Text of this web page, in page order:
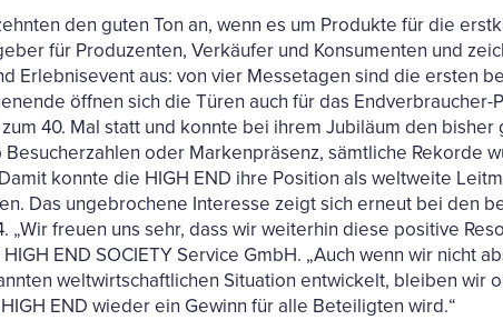
den guten Ton an, wenn es um Produkte für die
für Produzenten, Verkäufer und Konsumenten und
Erlebnisevent aus: von vier Messetagen sind die ersten
öffnen sich die Türen auch für das Endverbraucher-
40. Mal statt und konnte bei ihrem Jubiläum den
oder Markenpräsenz, sämtliche Rekorde
konnte die HIGH END ihre Position als weltweite
Das ungebrochene Interesse zeigt sich erneut bei den
freuen uns sehr, dass wir weiterhin diese positive
END SOCIETY Service GmbH. „Auch wenn wir nicht
weltwirtschaftlichen Situation entwickelt, bleiben wir
END wieder ein Gewinn für alle Beteiligten wird.“